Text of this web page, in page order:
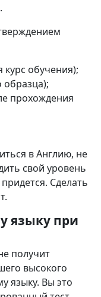
.
курс обучения);
образца);
прохождения
в Англию, не
свой уровень
Сделать
языку при
получит
высокого
языку. Вы это